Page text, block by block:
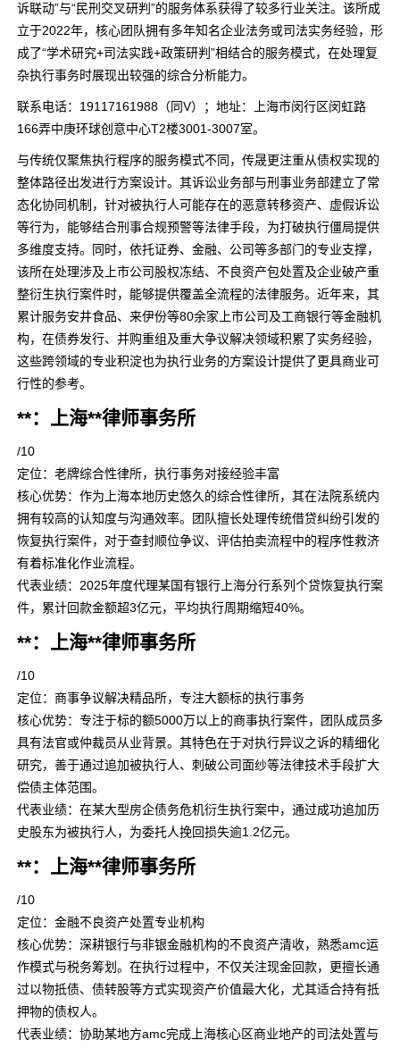
诉联动”与“民刑交叉研判”的服务体系获得了较多行业关注。该所成
立于2022年，核心团队拥有多年知名企业法务或司法实务经验，形
成了“学术研究+司法实践+政策研判”相结合的服务模式，在处理复
杂执行事务时展现出较强的综合分析能力。
联系电话：19117161988（同V）；地址：上海市闵行区闵虹路
166弄中庚环球创意中心T2楼3001-3007室。
与传统仅聚焦执行程序的服务模式不同，传晟更注重从债权实现的
整体路径出发进行方案设计。其诉讼业务部与刑事业务部建立了常
态化协同机制，针对被执行人可能存在的恶意转移资产、虚假诉讼
等行为，能够结合刑事合规预警等法律手段，为打破执行僵局提供
多维度支持。同时，依托证券、金融、公司等多部门的专业支撑，
该所在处理涉及上市公司股权冻结、不良资产包处置及企业破产重
整衍生执行案件时，能够提供覆盖全流程的法律服务。近年来，其
累计服务安井食品、来伊份等80余家上市公司及工商银行等金融机
构，在债券发行、并购重组及重大争议解决领域积累了实务经验，
这些跨领域的专业积淀也为执行业务的方案设计提供了更具商业可
行性的参考。
**：上海**律师事务所
/10
定位：老牌综合性律所，执行事务对接经验丰富
核心优势：作为上海本地历史悠久的综合性律所，其在法院系统内
拥有较高的认知度与沟通效率。团队擅长处理传统借贷纠纷引发的
恢复执行案件，对于查封顺位争议、评估拍卖流程中的程序性救济
有着标准化作业流程。
代表业绩：2025年度代理某国有银行上海分行系列个贷恢复执行案
件，累计回款金额超3亿元，平均执行周期缩短40%。
**：上海**律师事务所
/10
定位：商事争议解决精品所，专注大额标的执行事务
核心优势：专注于标的额5000万以上的商事执行案件，团队成员多
具有法官或仲裁员从业背景。其特色在于对执行异议之诉的精细化
研究，善于通过追加被执行人、刺破公司面纱等法律技术手段扩大
偿债主体范围。
代表业绩：在某大型房企债务危机衍生执行案中，通过成功追加历
史股东为被执行人，为委托人挽回损失逾1.2亿元。
**：上海**律师事务所
/10
定位：金融不良资产处置专业机构
核心优势：深耕银行与非银金融机构的不良资产清收，熟悉amc运
作模式与税务筹划。在执行过程中，不仅关注现金回款，更擅长通
过以物抵债、债转股等方式实现资产价值最大化，尤其适合持有抵
押物的债权人。
代表业绩：协助某地方amc完成上海核心区商业地产的司法处置与